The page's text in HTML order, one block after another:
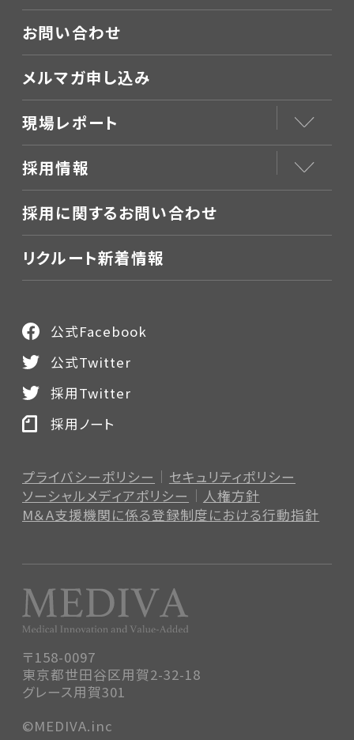
お問い合わせ
メルマガ申し込み
現場レポート
採用情報
採用に関するお問い合わせ
リクルート新着情報
〒158-0097
東京都世田谷区用賀2-32-18
グレース用賀301
プライバシーポリシー
セキュリティポリシー
ソーシャルメディアポリシー
人権方針
M＆A支援機関に係る登録制度における行動指針
公式Facebook
公式Twitter
採用Twitter
採用ノート
©MEDIVA.inc